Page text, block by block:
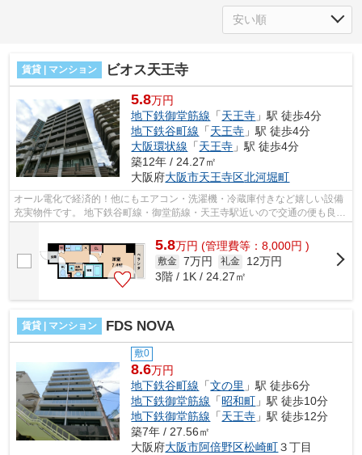
賃貸 | マンション ビオス天王寺
5.8万円
地下鉄御堂筋線 「天王寺 」駅 徒歩4分
地下鉄谷町線 「天王寺 」駅 徒歩4分
大阪環状線 「天王寺 」駅 徒歩4分
築12年 / 24.27㎡
大阪府大阪市天王寺区北河堀町
オール電化で経済的！他にもエアコン・洗濯機・冷蔵庫付きなど嬉しい設備
充実物件です。 地下鉄谷町線・御堂筋線・天王寺駅近いので交通の便も良い
のでオススメです。 ■□■□■□■□■□■□■...
5.8万円 (管理費等：8,000円 )
敷金 7万円 礼金
12万円
3階 / 1K / 24.27㎡
賃貸 | マンション FDS NOVA
敷0
8.6万円
地下鉄谷町線 「文の里 」駅 徒歩6分
地下鉄御堂筋線 「昭和町 」駅 徒歩10分
地下鉄御堂筋線 「天王寺 」駅 徒歩12分
築7年 / 27.56㎡
大阪府大阪市阿倍野区松崎町３丁目